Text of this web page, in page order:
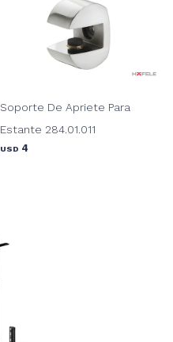
Soporte De Apriete Para
Estante 284.01.011
USD 4